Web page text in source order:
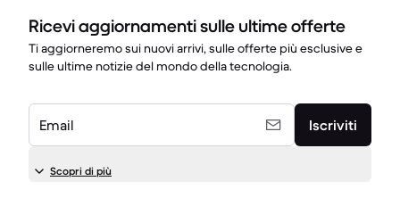
Ricevi aggiornamenti sulle ultime offerte
Ti aggiorneremo sui nuovi arrivi, sulle offerte più esclusive e
sulle ultime notizie del mondo della tecnologia.
Email Iscriviti
Scopri di più